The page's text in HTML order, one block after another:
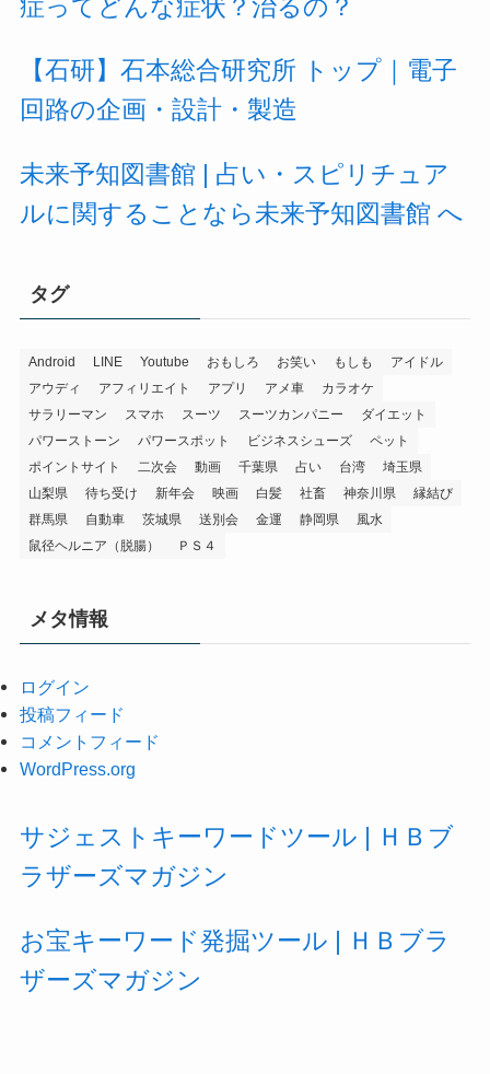
症ってどんな症状？治るの？
【石研】石本総合研究所 トップ｜電子
回路の企画・設計・製造
未来予知図書館 | 占い・スピリチュア
ルに関することなら未来予知図書館 へ
タグ
Android LINE Youtube おもしろ お笑い もしも
アイドル
アウディ
アフィリエイト アプリ アメ車
カラオケ
サラリーマン
スマホ スーツ スーツカンパニー
ダイエット
パワーストーン
パワースポット ビジネスシューズ
ペット
ポイントサイト
二次会 動画 千葉県 占い 台湾
埼玉県
山梨県
待ち受け 新年会 映画 白髪 社畜 神奈川県
縁結び
群馬県
自動車 茨城県 送別会 金運 静岡県
風水
鼠径ヘルニア（脱腸）
ＰＳ４
メタ情報
ログイン
投稿フィード
コメントフィード
WordPress.org
サジェストキーワードツール | ＨＢブ
ラザーズマガジン
お宝キーワード発掘ツール | ＨＢブラ
ザーズマガジン